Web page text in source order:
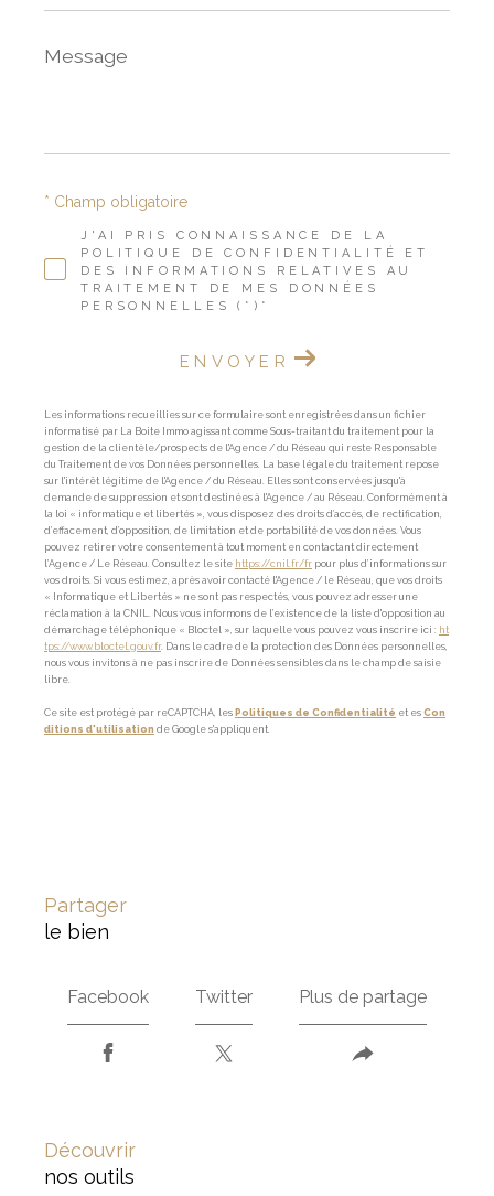
Message
*
J'AI PRIS CONNAISSANCE DE LA
POLITIQUE DE CONFIDENTIALITÉ ET
DES INFORMATIONS RELATIVES AU
TRAITEMENT DE MES DONNÉES
PERSONNELLES (*)*
* Champ obligatoire
ENVOYER
Les informations recueillies sur ce formulaire sont enregistrées dans un fichier
informatisé par La Boite Immo agissant comme Sous-traitant du traitement pour la
gestion de la clientèle/prospects de l'Agence / du Réseau qui reste Responsable
du Traitement de vos Données personnelles. La base légale du traitement repose
sur l'intérêt légitime de l'Agence / du Réseau. Elles sont conservées jusqu'à
demande de suppression et sont destinées à l'Agence / au Réseau. Conformément à
la loi « informatique et libertés », vous disposez des droits d’accès, de rectification,
d’effacement, d’opposition, de limitation et de portabilité de vos données. Vous
pouvez retirer votre consentement à tout moment en contactant directement
l’Agence / Le Réseau. Consultez le site https://cnil.fr/fr pour plus d’informations sur
vos droits. Si vous estimez, après avoir contacté l'Agence / le Réseau, que vos droits
« Informatique et Libertés » ne sont pas respectés, vous pouvez adresser une
réclamation à la CNIL. Nous vous informons de l’existence de la liste d'opposition au
démarchage téléphonique « Bloctel », sur laquelle vous pouvez vous inscrire ici : ht
tps://www.bloctel.gouv.fr. Dans le cadre de la protection des Données personnelles,
nous vous invitons à ne pas inscrire de Données sensibles dans le champ de saisie
libre.
Ce site est protégé par reCAPTCHA, les Politiques de Confidentialité et es Con
ditions d'utilisation de Google s'appliquent.
partager
le bien
Facebook Twitter Plus de partage
découvrir
nos outils